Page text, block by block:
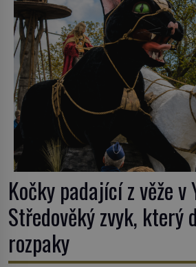
k Židům, nemá se Řím čím
Kočky padající z věže v
Středověký zvyk, který
rozpaky